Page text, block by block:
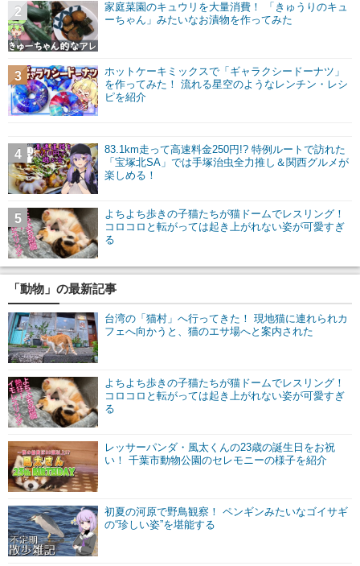
家庭菜園のキュウリを大量消費！ 「きゅうりのキュ
ーちゃん」みたいなお漬物を作ってみた
2
ホットケーキミックスで「ギャラクシードーナツ」
を作ってみた！ 流れる星空のようなレンチン・レシ
ピを紹介
3
83.1km走って高速料金250円!? 特例ルートで訪れた
「宝塚北SA」では手塚治虫全力推し＆関西グルメが
楽しめる！
4
よちよち歩きの子猫たちが猫ドームでレスリング！
コロコロと転がっては起き上がれない姿が可愛すぎ
る
5
「動物」の最新記事
台湾の「猫村」へ行ってきた！ 現地猫に連れられカ
フェへ向かうと、猫のエサ場へと案内された
よちよち歩きの子猫たちが猫ドームでレスリング！
コロコロと転がっては起き上がれない姿が可愛すぎ
る
レッサーパンダ・風太くんの23歳の誕生日をお祝
い！ 千葉市動物公園のセレモニーの様子を紹介
初夏の河原で野鳥観察！ ペンギンみたいなゴイサギ
の“珍しい姿”を堪能する